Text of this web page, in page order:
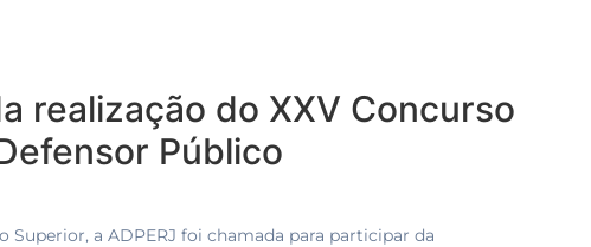
realização do XXV Concurso
Público
a ADPERJ foi chamada para participar da